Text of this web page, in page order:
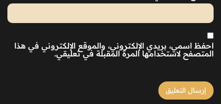
احفظ اسمي، بريدي الإلكتروني، والموقع الإلكتروني في هذا
المتصفح لاستخدامها المرة المقبلة في تعليقي.